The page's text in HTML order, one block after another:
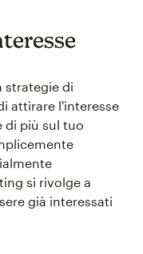
strategie di
attirare l'interesse
di più sul tuo
si rivolge a
già interessati